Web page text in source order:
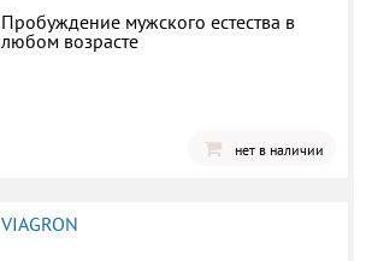
Пробуждение мужского естества в
любом возрасте
нет в наличии
VIAGRON